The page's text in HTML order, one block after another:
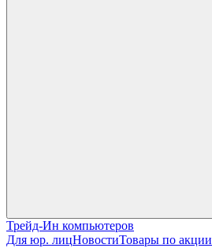
Трейд-Ин компьютеров
Для юр. лицНовостиТовары по акции